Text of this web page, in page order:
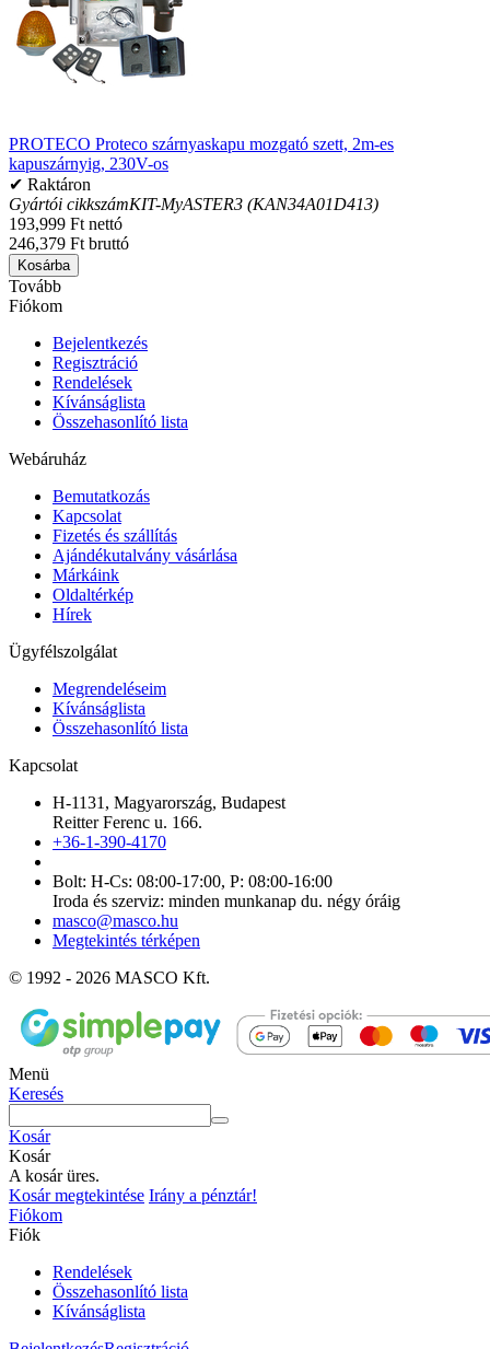
PROTECO Proteco szárnyaskapu mozgató szett, 2m-es
kapuszárnyig, 230V-os
✔ Raktáron
Gyártói cikkszámKIT-MyASTER3 (KAN34A01D413)
193,999 Ft nettó
246,379 Ft bruttó
Kosárba
Tovább
Fiókom
Bejelentkezés
Regisztráció
Rendelések
Kívánságlista
Összehasonlító lista
Webáruház
Bemutatkozás
Kapcsolat
Fizetés és szállítás
Ajándékutalvány vásárlása
Márkáink
Oldaltérkép
Hírek
Ügyfélszolgálat
Megrendeléseim
Kívánságlista
Összehasonlító lista
Kapcsolat
H-1131, Magyarország, Budapest
Reitter Ferenc u. 166.
+36-1-390-4170
Bolt: H-Cs: 08:00-17:00, P: 08:00-16:00
Iroda és szerviz: minden munkanap du. négy óráig
masco@masco.hu
Megtekintés térképen
© 1992 - 2026 MASCO Kft.
Menü
Keresés
Kosár
Kosár
A kosár üres.
Kosár megtekintése Irány a pénztár!
Fiókom
Fiók
Rendelések
Összehasonlító lista
Kívánságlista